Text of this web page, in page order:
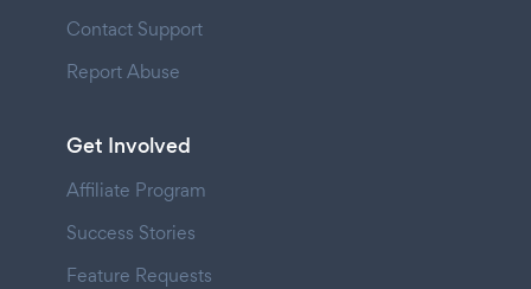
Contact Support
Report Abuse
Get Involved
Affiliate Program
Success Stories
Feature Requests